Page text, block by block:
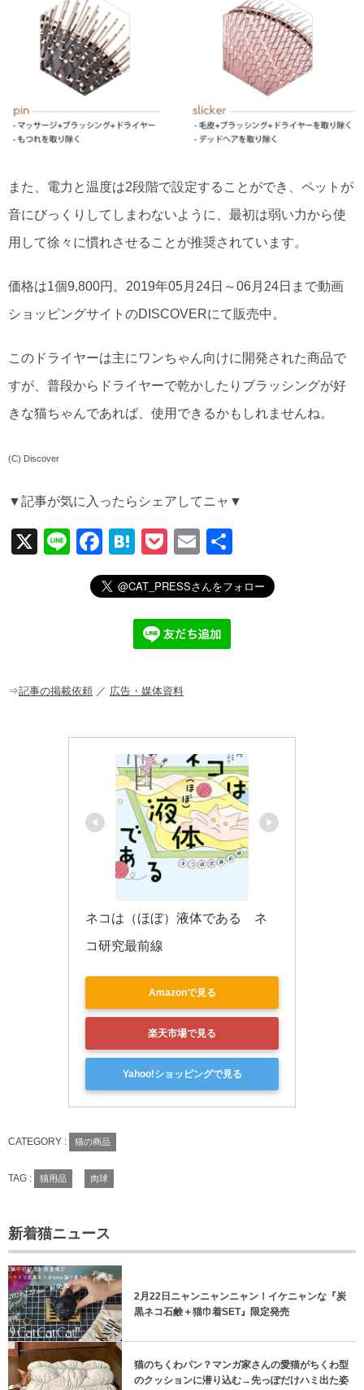
また、電力と温度は2段階で設定することができ、ペットが
音にびっくりしてしまわないように、最初は弱い力から使
用して徐々に慣れさせることが推奨されています。
価格は1個9,800円。2019年05月24日～06月24日まで動画
ショッピングサイトのDISCOVERにて販売中。
このドライヤーは主にワンちゃん向けに開発された商品で
すが、普段からドライヤーで乾かしたりブラッシングが好
きな猫ちゃんであれば、使用できるかもしれませんね。
(C) Discover
▼記事が気に入ったらシェアしてニャ▼
X
Li
F
a
c
o
H
at
e
n
a
P
o
ck
et
E
m
ail
有
⇒記事の掲載依頼 ／ 広告・媒体資料
ネコは（ほぼ）液体である　ネ
コ研究最前線
Amazonで見る
楽天市場で見る
Yahoo!ショッピングで見る
CATEGORY : 猫の商品
TAG : 猫用品 肉球
新着猫ニュース
2月22日ニャンニャンニャン！イケニャンな『炭
黒ネコ石鹸＋猫巾着SET』限定発売
猫のちくわパン？マンガ家さんの愛猫がちくわ型
のクッションに潜り込む→先っぽだけハミ出た姿